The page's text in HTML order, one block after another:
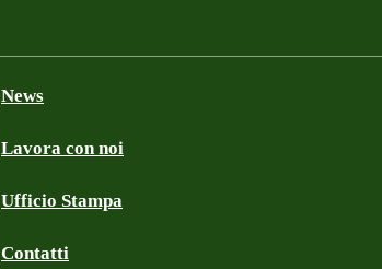
News
Lavora con noi
Ufficio Stampa
Contatti